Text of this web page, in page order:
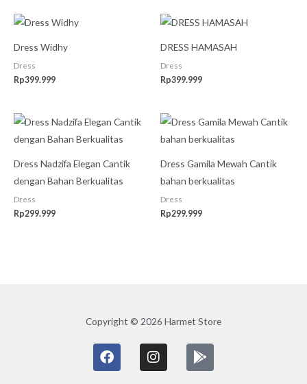
Dress Widhy
Dress
Rp399.999
DRESS HAMASAH
Dress
Rp399.999
Dress Nadzifa Elegan Cantik
dengan Bahan Berkualitas
Dress
Rp299.999
Dress Gamila Mewah Cantik
bahan berkualitas
Dress
Rp299.999
Copyright © 2026 Harmet Store
F
a
I
n
G
o